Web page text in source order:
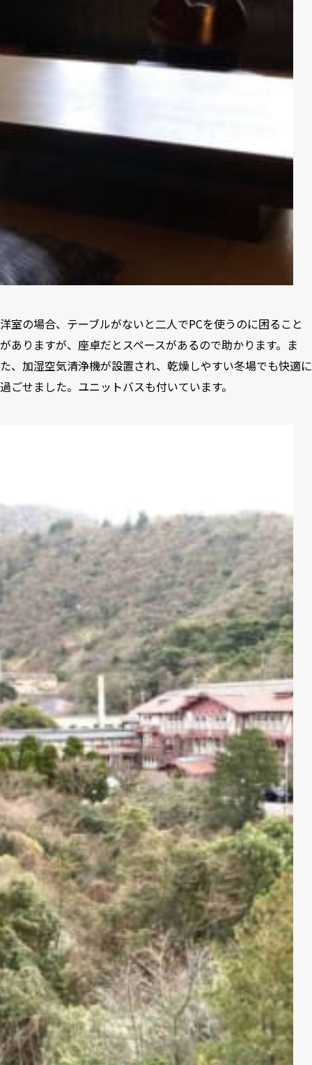
洋室の場合、テーブルがないと二人でPCを使うのに困ること
がありますが、座卓だとスペースがあるので助かります。ま
た、加湿空気清浄機が設置され、乾燥しやすい冬場でも快適に
過ごせました。ユニットバスも付いています。